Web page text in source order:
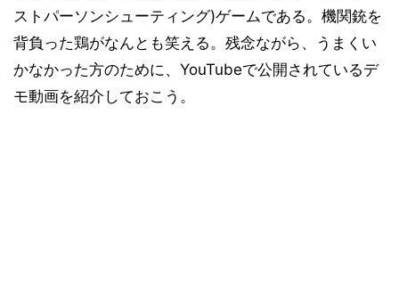
ストパーソンシューティング)ゲームである。機関銃を
背負った鶏がなんとも笑える。残念ながら、うまくい
かなかった方のために、YouTubeで公開されているデ
モ動画を紹介しておこう。